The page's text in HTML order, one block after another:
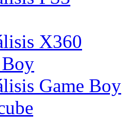
X360
Game Boy